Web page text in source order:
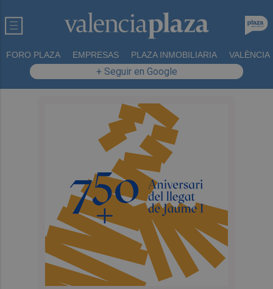
FORO PLAZA EMPRESAS PLAZA INMOBILIARIA VALÈNCIA
+ Seguir en Google